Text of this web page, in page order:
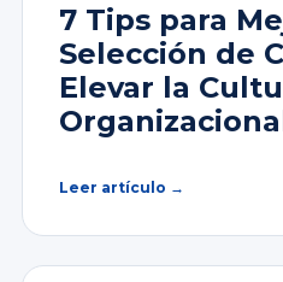
7 Tips para
Selección de
Elevar la
Leer artículo →